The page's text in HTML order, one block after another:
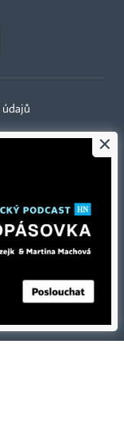
údajů
podmínky
×